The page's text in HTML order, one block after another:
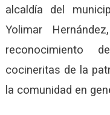
alcaldía del
Yolimar
reconocimiento
cocineritas de la
la comunidad en